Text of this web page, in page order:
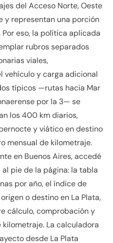
del Acceso Norte, Oeste
y representan una porción
eso, la política aplicada
rubros separados
viales,
vehículo y carga adicional
típicos —rutas hacia Mar
por la 3— se
los 400 km diarios,
y viático en destino
mensual de kilometraje.
en Buenos Aires, accedé
pie de la página: la tabla
por año, el índice de
o destino en La Plata,
cálculo, comprobación y
La calculadora
desde La Plata